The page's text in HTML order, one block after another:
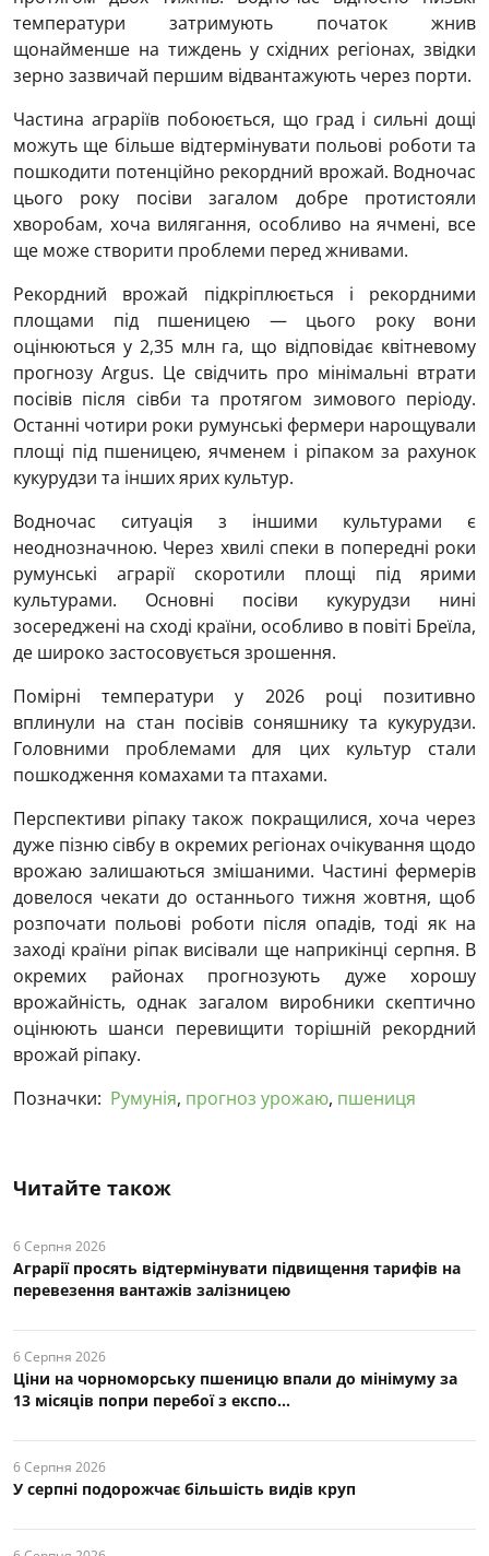
температури затримують початок жнив
щонайменше на тиждень у східних регіонах, звідки
зерно зазвичай першим відвантажують через порти.
Частина аграріїв побоюється, що град і сильні дощі
можуть ще більше відтермінувати польові роботи та
пошкодити потенційно рекордний врожай. Водночас
цього року посіви загалом добре протистояли
хворобам, хоча вилягання, особливо на ячмені, все
ще може створити проблеми перед жнивами.
Рекордний врожай підкріплюється і рекордними
площами під пшеницею — цього року вони
оцінюються у 2,35 млн га, що відповідає квітневому
прогнозу Argus. Це свідчить про мінімальні втрати
посівів після сівби та протягом зимового періоду.
Останні чотири роки румунські фермери нарощували
площі під пшеницею, ячменем і ріпаком за рахунок
кукурудзи та інших ярих культур.
Водночас ситуація з іншими культурами є
неоднозначною. Через хвилі спеки в попередні роки
румунські аграрії скоротили площі під ярими
культурами. Основні посіви кукурудзи нині
зосереджені на сході країни, особливо в повіті Бреїла,
де широко застосовується зрошення.
Помірні температури у 2026 році позитивно
вплинули на стан посівів соняшнику та кукурудзи.
Головними проблемами для цих культур стали
пошкодження комахами та птахами.
Перспективи ріпаку також покращилися, хоча через
дуже пізню сівбу в окремих регіонах очікування щодо
врожаю залишаються змішаними. Частині фермерів
довелося чекати до останнього тижня жовтня, щоб
розпочати польові роботи після опадів, тоді як на
заході країни ріпак висівали ще наприкінці серпня. В
окремих районах прогнозують дуже хорошу
врожайність, однак загалом виробники скептично
оцінюють шанси перевищити торішній рекордний
врожай ріпаку.
Позначки: Румунія, прогноз урожаю, пшениця
Читайте також
6 Серпня 2026
Аграрії просять відтермінувати підвищення тарифів на
перевезення вантажів залізницею
6 Серпня 2026
Ціни на чорноморську пшеницю впали до мінімуму за
13 місяців попри перебої з експо...
6 Серпня 2026
У серпні подорожчає більшість видів круп